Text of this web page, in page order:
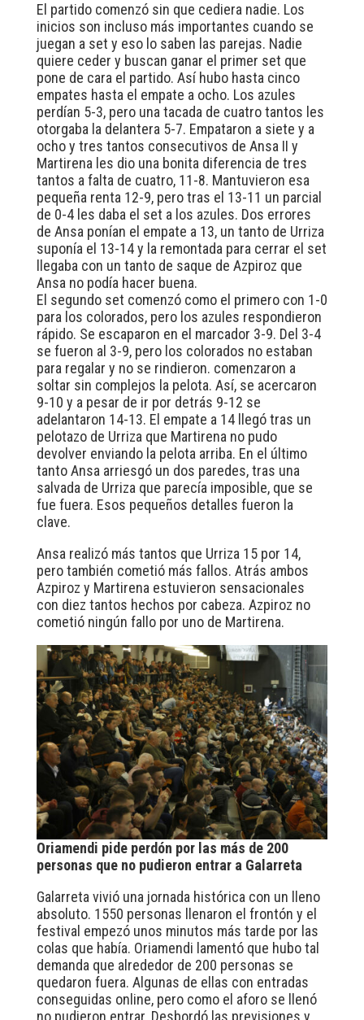
El partido comenzó sin que cediera nadie. Los
inicios son incluso más importantes cuando se
juegan a set y eso lo saben las parejas. Nadie
quiere ceder y buscan ganar el primer set que
pone de cara el partido. Así hubo hasta cinco
empates hasta el empate a ocho. Los azules
perdían 5-3, pero una tacada de cuatro tantos les
otorgaba la delantera 5-7. Empataron a siete y a
ocho y tres tantos consecutivos de Ansa II y
Martirena les dio una bonita diferencia de tres
tantos a falta de cuatro, 11-8. Mantuvieron esa
pequeña renta 12-9, pero tras el 13-11 un parcial
de 0-4 les daba el set a los azules. Dos errores
de Ansa ponían el empate a 13, un tanto de Urriza
suponía el 13-14 y la remontada para cerrar el set
llegaba con un tanto de saque de Azpiroz que
Ansa no podía hacer buena.
El segundo set comenzó como el primero con 1-0
para los colorados, pero los azules respondieron
rápido. Se escaparon en el marcador 3-9. Del 3-4
se fueron al 3-9, pero los colorados no estaban
para regalar y no se rindieron. comenzaron a
soltar sin complejos la pelota. Así, se acercaron
9-10 y a pesar de ir por detrás 9-12 se
adelantaron 14-13. El empate a 14 llegó tras un
pelotazo de Urriza que Martirena no pudo
devolver enviando la pelota arriba. En el último
tanto Ansa arriesgó un dos paredes, tras una
salvada de Urriza que parecía imposible, que se
fue fuera. Esos pequeños detalles fueron la
clave.
Ansa realizó más tantos que Urriza 15 por 14,
pero también cometió más fallos. Atrás ambos
Azpiroz y Martirena estuvieron sensacionales
con diez tantos hechos por cabeza. Azpiroz no
cometió ningún fallo por uno de Martirena.
Oriamendi pide perdón por las más de 200
personas que no pudieron entrar a Galarreta
Galarreta vivió una jornada histórica con un lleno
absoluto. 1550 personas llenaron el frontón y el
festival empezó unos minutos más tarde por las
colas que había. Oriamendi lamentó que hubo tal
demanda que alrededor de 200 personas se
quedaron fuera. Algunas de ellas con entradas
conseguidas online, pero como el aforo se llenó